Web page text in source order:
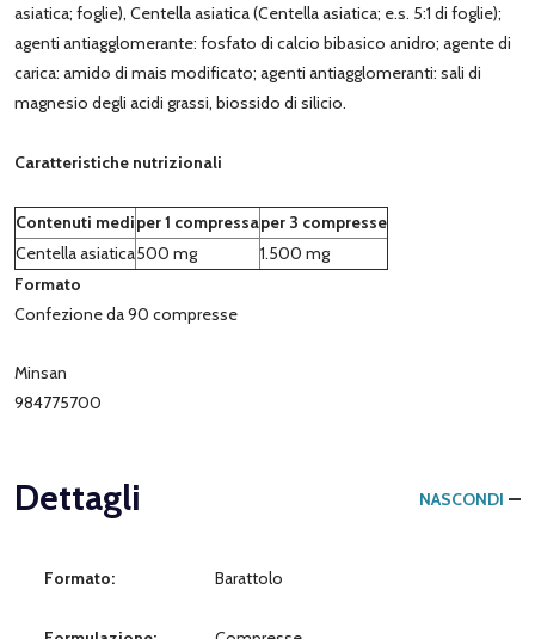
asiatica; foglie), Centella asiatica (Centella asiatica; e.s. 5:1 di foglie);
agenti antiagglomerante: fosfato di calcio bibasico anidro; agente di
carica: amido di mais modificato; agenti antiagglomeranti: sali di
magnesio degli acidi grassi, biossido di silicio.
Caratteristiche nutrizionali
Contenuti mediper 1 compressaper 3 compresse
Centella asiatica500 mg
1.500 mg
Formato
Confezione da 90 compresse
Minsan
984775700
Dettagli NASCONDI
Formato: Barattolo